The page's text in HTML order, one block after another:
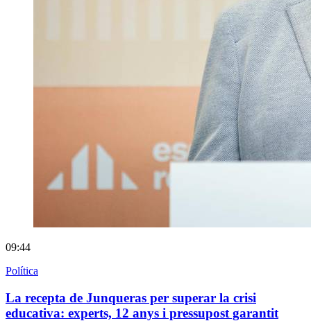
09:44
Política
La recepta de Junqueras per superar la crisi
educativa: experts, 12 anys i pressupost garantit